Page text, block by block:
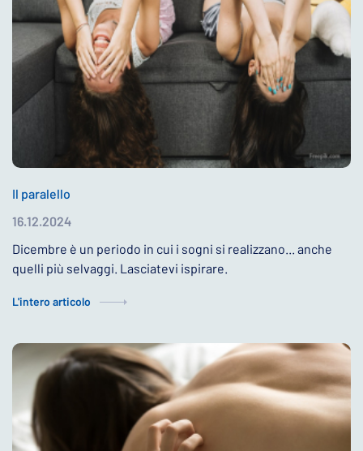
Il paralello
16.12.2024
Dicembre è un periodo in cui i sogni si realizzano... anche
quelli più selvaggi. Lasciatevi ispirare.
L'intero articolo